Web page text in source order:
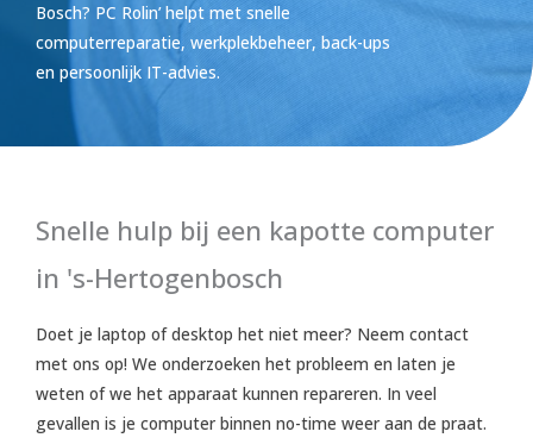
Bosch? PC Rolin’ helpt met snelle
computerreparatie, werkplekbeheer, back-ups
en persoonlijk IT-advies.
Snelle hulp bij een kapotte computer
in 's-Hertogenbosch
Doet je laptop of desktop het niet meer? Neem contact
met ons op! We onderzoeken het probleem en laten je
weten of we het apparaat kunnen repareren. In veel
gevallen is je computer binnen no-time weer aan de praat.